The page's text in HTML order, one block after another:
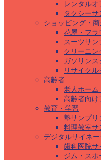
レンタル
タクシー
ショッピング・
花屋・フラ
スーツサン
クリーニ
ガソリン
リサイク
高齢者
老人ホーム
高齢者向け
教育・学習
塾サンプリ
料理教室サ
デジタルサイネ
歯科医院サ
ジム・ス